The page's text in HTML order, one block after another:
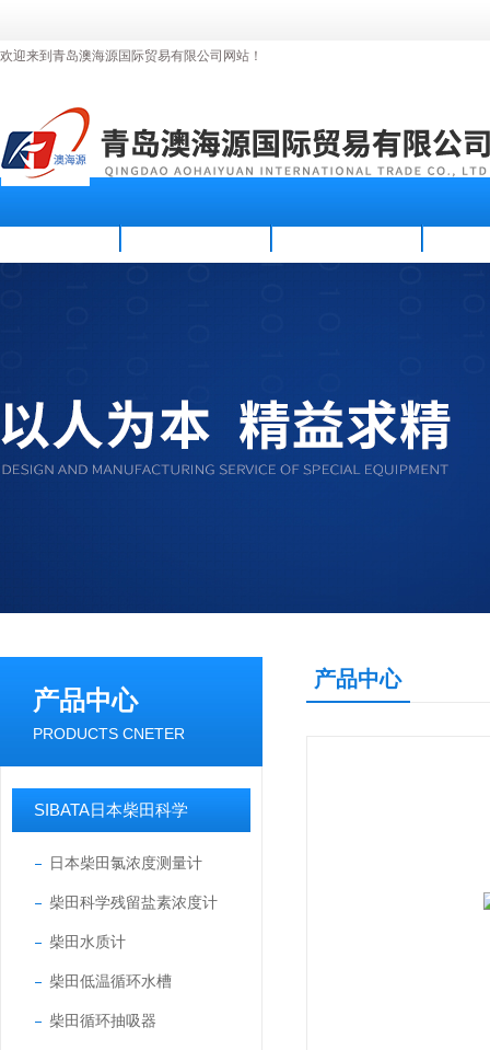
欢迎来到青岛澳海源国际贸易有限公司网站！
产品中心
PRODUCTS CNETER
SIBATA日本柴田科学
日本柴田氯浓度测量计
柴田科学残留盐素浓度计
柴田水质计
柴田低温循环水槽
柴田循环抽吸器
产品中心